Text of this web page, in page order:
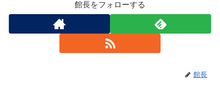
館長をフォローする
館長